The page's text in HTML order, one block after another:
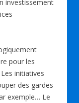
investissement
pour les
initiatives
des gardes
exemple… Le